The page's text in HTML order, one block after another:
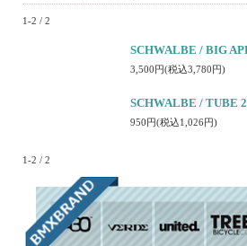
1-2 / 2
SCHWALBE / BIG
3,500円(税込3,780円)
SCHWALBE / TUBE
950円(税込1,026円)
1-2 / 2